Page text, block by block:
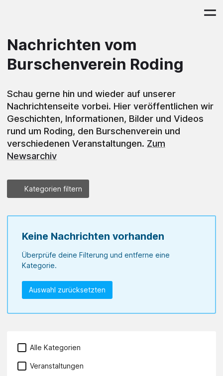
Nachrichten vom
Burschenverein Roding
Schau gerne hin und wieder auf unserer
Nachrichtenseite vorbei. Hier veröffentlichen wir
Geschichten, Informationen, Bilder und Videos
rund um Roding, den Burschenverein und
verschiedenen Veranstaltungen. Zum
Newsarchiv
Kategorien filtern
Keine Nachrichten vorhanden
Überprüfe deine Filterung und entferne eine
Kategorie.
Auswahl zurücksetzten
Alle Kategorien
Veranstaltungen